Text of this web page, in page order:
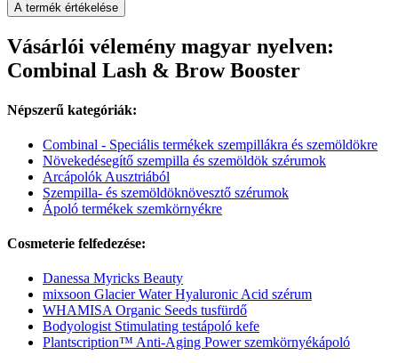
A termék értékelése
Vásárlói vélemény magyar nyelven:
Combinal Lash & Brow Booster
Népszerű kategóriák:
Combinal - Speciális termékek szempillákra és szemöldökre
Növekedésegítő szempilla és szemöldök szérumok
Arcápolók Ausztriából
Szempilla- és szemöldöknövesztő szérumok
Ápoló termékek szemkörnyékre
Cosmeterie felfedezése:
Danessa Myricks Beauty
mixsoon Glacier Water Hyaluronic Acid szérum
WHAMISA Organic Seeds tusfürdő
Bodyologist Stimulating testápoló kefe
Plantscription™ Anti-Aging Power szemkörnyékápoló